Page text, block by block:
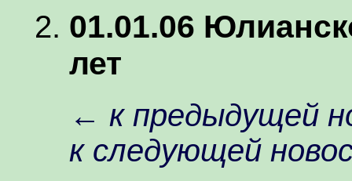
01.01.06
лет
← к предыдущей
к следующей